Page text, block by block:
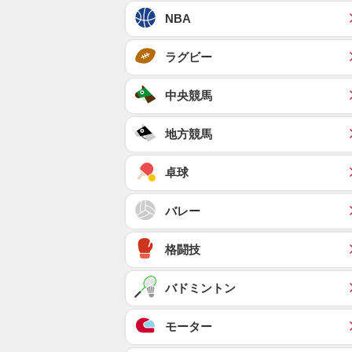
NBA
ラグビー
中央競馬
地方競馬
卓球
バレー
格闘技
バドミントン
モーター